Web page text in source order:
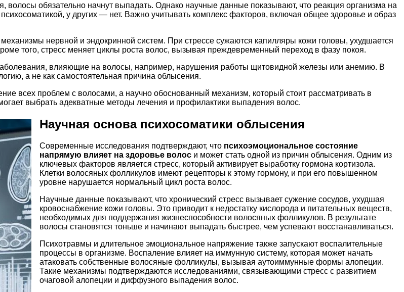
обязательно начнут выпадать. Однако научные данные показывают, что реакция организма на
у других — нет. Важно учитывать комплекс факторов, включая общее здоровье и образ
нервной и эндокринной систем. При стрессе сужаются капилляры кожи головы, ухудшается
того, стресс меняет циклы роста волос, вызывая преждевременный переход в фазу покоя.
заболевания, влияющие на волосы, например, нарушения работы щитовидной железы или анемию. В
а не как самостоятельная причина облысения.
всех проблем с волосами, а научно обоснованный механизм, который стоит рассматривать в
выбрать адекватные методы лечения и профилактики выпадения волос.
Научная основа психосоматики облысения
Современные исследования подтверждают, что психоэмоциональное состояние
напрямую влияет на здоровье волос и может стать одной из причин облысения. Одним из
ключевых факторов является стресс, который активирует выработку гормона кортизола.
Клетки волосяных фолликулов имеют рецепторы к этому гормону, и при его повышенном
уровне нарушается нормальный цикл роста волос.
Научные данные показывают, что хронический стресс вызывает сужение сосудов, ухудшая
кровоснабжение кожи головы. Это приводит к недостатку кислорода и питательных веществ,
необходимых для поддержания жизнеспособности волосяных фолликулов. В результате
волосы становятся тоньше и начинают выпадать быстрее, чем успевают восстанавливаться.
Психотравмы и длительное эмоциональное напряжение также запускают воспалительные
процессы в организме. Воспаление влияет на иммунную систему, которая может начать
атаковать собственные волосяные фолликулы, вызывая аутоиммунные формы алопеции.
Такие механизмы подтверждаются исследованиями, связывающими стресс с развитием
очаговой алопеции и диффузного выпадения волос.